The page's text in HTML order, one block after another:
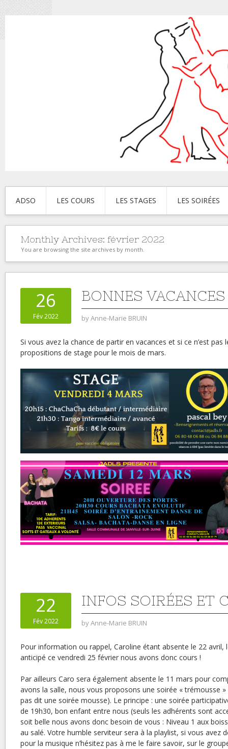
ADSO LES COURS LES STAGES LES SOIRÉES
Monthly Archives: février 2022
You are browsing the site archives by month.
26
Fév 2022
BONNES
byAnne-Marie BRUIN
Si vous avez la chance de partir en vacances et si ce n’est pas
propositions de stage pour le mois de mars.
22
Fév 2022
INFOS SOIRÉES ET
byAnne-Marie BRUIN
Pour information ou rappel, Caroline étant absente le 22 avril,
anticipé ce vendredi 25 février nous avons donc cours !
Par ailleurs Caro sera également absente le 11 mars pour
avons la salle, nous vous proposons une soirée « trémousse »
pas dit une soirée mousse). Le principe : une soirée
de 19h30, bon enfant entre nous (seuls les adhérents sont
soit belle nous avons donc besoin de vous : Niveau 1 aux
au salé. Votre humble serviteur sera à la playlist, si vous avez
pour la musique n’hésitez pas à me le faire savoir, sur le